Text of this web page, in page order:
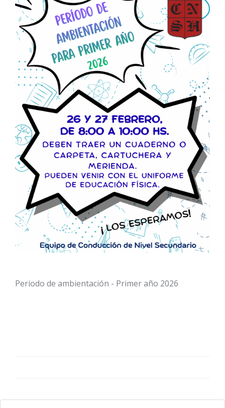
Periodo de ambientación - Primer año 2026